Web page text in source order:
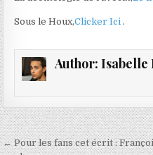
Sous le Houx,Clicker Ici.
Author: Isabelle
Navigation
← Pour les fans cet écrit :